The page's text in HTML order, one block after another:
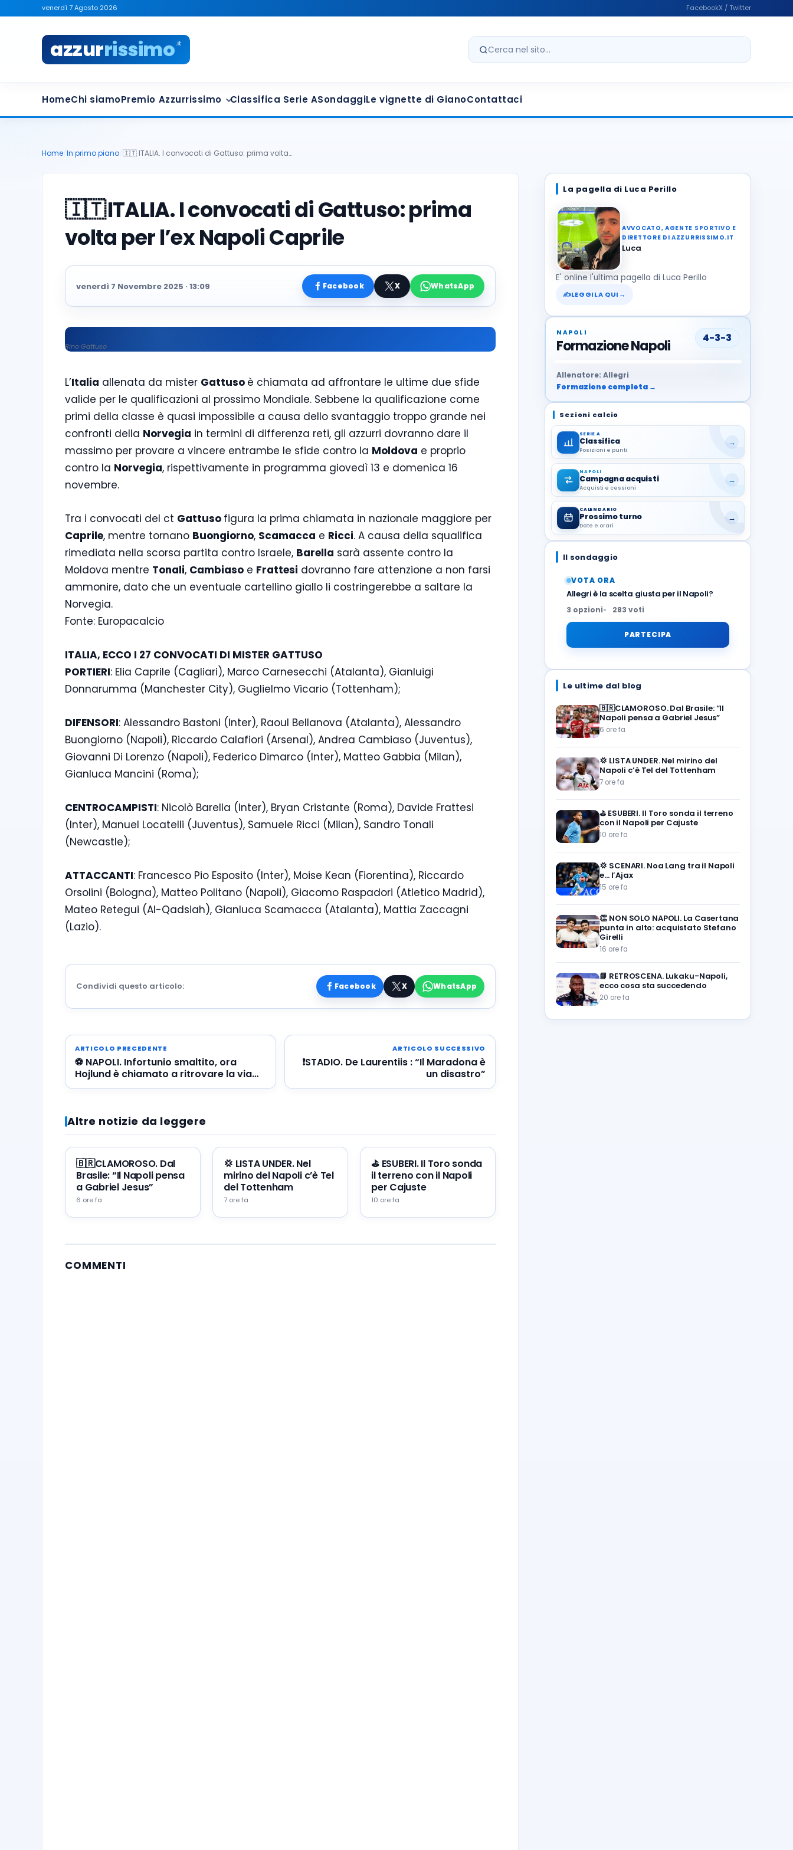
venerdì 7 Agosto 2026 FacebookX / Twitter
azzurrissimo.it
Cerca nel sito
HomeChi siamoPremio Azzurrissimo Classifica Serie ASondaggiLe vignette di GianoContattaci
Home In primo piano 🇮🇹 ITALIA. I convocati di Gattuso: prima volta…
🇮🇹ITALIA. I convocati di Gattuso: prima
volta per l’ex Napoli Caprile
venerdì 7 Novembre 2025 · 13:09 Facebook X WhatsApp
Rino Gattuso
L’Italia allenata da mister Gattuso è chiamata ad affrontare le ultime due sfide
valide per le qualificazioni al prossimo Mondiale. Sebbene la qualificazione come
primi della classe è quasi impossibile a causa dello svantaggio troppo grande nei
confronti della Norvegia in termini di differenza reti, gli azzurri dovranno dare il
massimo per provare a vincere entrambe le sfide contro la Moldova e proprio
contro la Norvegia, rispettivamente in programma giovedì 13 e domenica 16
novembre.
Tra i convocati del ct Gattuso figura la prima chiamata in nazionale maggiore per
Caprile, mentre tornano Buongiorno, Scamacca e Ricci. A causa della squalifica
rimediata nella scorsa partita contro Israele, Barella sarà assente contro la
Moldova mentre Tonali, Cambiaso e Frattesi dovranno fare attenzione a non farsi
ammonire, dato che un eventuale cartellino giallo li costringerebbe a saltare la
Norvegia.
Fonte: Europacalcio
ITALIA, ECCO I 27 CONVOCATI DI MISTER GATTUSO
PORTIERI: Elia Caprile (Cagliari), Marco Carnesecchi (Atalanta), Gianluigi
Donnarumma (Manchester City), Guglielmo Vicario (Tottenham);
DIFENSORI: Alessandro Bastoni (Inter), Raoul Bellanova (Atalanta), Alessandro
Buongiorno (Napoli), Riccardo Calafiori (Arsenal), Andrea Cambiaso (Juventus),
Giovanni Di Lorenzo (Napoli), Federico Dimarco (Inter), Matteo Gabbia (Milan),
Gianluca Mancini (Roma);
CENTROCAMPISTI: Nicolò Barella (Inter), Bryan Cristante (Roma), Davide Frattesi
(Inter), Manuel Locatelli (Juventus), Samuele Ricci (Milan), Sandro Tonali
(Newcastle);
ATTACCANTI: Francesco Pio Esposito (Inter), Moise Kean (Fiorentina), Riccardo
Orsolini (Bologna), Matteo Politano (Napoli), Giacomo Raspadori (Atletico Madrid),
Mateo Retegui (Al-Qadsiah), Gianluca Scamacca (Atalanta), Mattia Zaccagni
(Lazio).
Condividi questo articolo: Facebook X WhatsApp
ARTICOLO PRECEDENTE
⚽️ NAPOLI. Infortunio smaltito, ora
Hojlund è chiamato a ritrovare la via
del gol
ARTICOLO SUCCESSIVO
❗️STADIO. De Laurentiis : “Il Maradona è
un disastro”
Altre notizie da leggere
🇧🇷CLAMOROSO. Dal
Brasile: “Il Napoli pensa
a Gabriel Jesus”
6 ore fa
💢 LISTA UNDER. Nel
mirino del Napoli c’è Tel
del Tottenham
7 ore fa
⛳ ESUBERI. Il Toro sonda
il terreno con il Napoli
per Cajuste
10 ore fa
COMMENTI
La pagella di Luca Perillo
AVVOCATO, AGENTE SPORTIVO E
DIRETTORE DI AZZURRISSIMO.IT
Luca
E' online l'ultima pagella di Luca Perillo
✍LEGGILA QUI →
NAPOLI
Formazione Napoli 4-3-3
Allenatore: Allegri
Formazione completa →
Sezioni calcio
SERIE A
Classifica
Posizioni e punti
→
NAPOLI
Campagna acquisti
Acquisti e cessioni
→
CALENDARIO
Prossimo turno
Date e orari
→
Il sondaggio
VOTA ORA
Allegri è la scelta giusta per il Napoli?
3 opzioni 283 voti
PARTECIPA
Le ultime dal blog
🇧🇷CLAMOROSO. Dal Brasile: “Il
Napoli pensa a Gabriel Jesus”
6 ore fa
💢 LISTA UNDER. Nel mirino del
Napoli c’è Tel del Tottenham
7 ore fa
⛳ ESUBERI. Il Toro sonda il terreno
con il Napoli per Cajuste
10 ore fa
💢 SCENARI. Noa Lang tra il Napoli
e… l’Ajax
15 ore fa
👏 NON SOLO NAPOLI. La Casertana
punta in alto: acquistato Stefano
Girelli
16 ore fa
📘 RETROSCENA. Lukaku-Napoli,
ecco cosa sta succedendo
20 ore fa